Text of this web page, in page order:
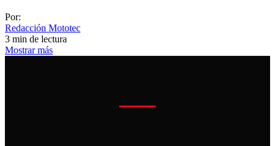
Por:
Redacción Mototec
3 min de lectura
Mostrar más